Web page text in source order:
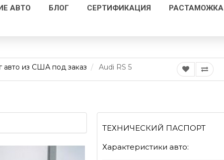
АВТО БЛОГ СЕРТИФИКАЦИЯ РАСТАМОЖКА
авто из США под заказ Audi RS 5
ТЕХНИЧЕСКИЙ ПАСПОРТ
Характеристики авто: